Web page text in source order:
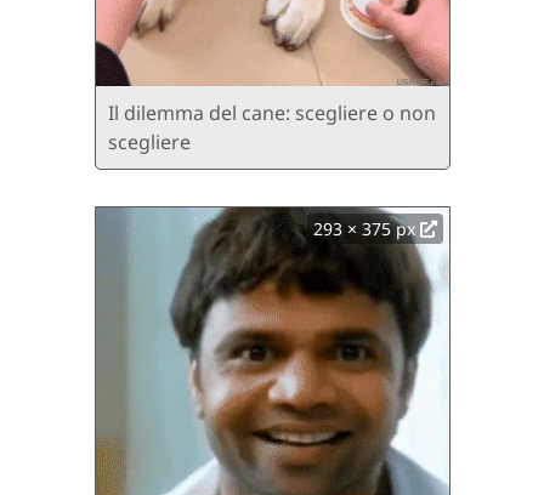
Il dilemma del cane: scegliere o non
scegliere
293 × 375 px